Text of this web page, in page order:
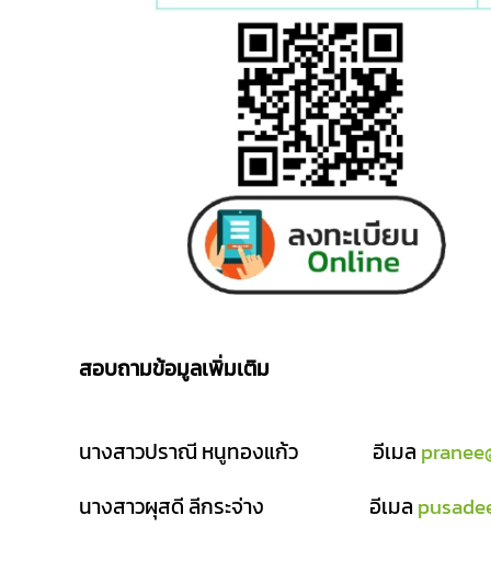
สอบถามข้อมูลเพิ่มเติม
นางสาวปราณี หนูทองแก้ว อีเมล
นางสาวผุสดี ลีกระจ่าง อีเมล